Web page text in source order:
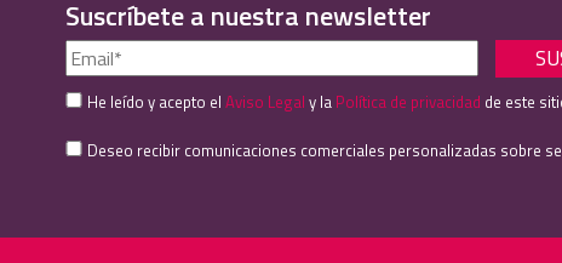
Suscríbete a nuestra newsletter
He leído y acepto el Aviso Legal y la Política de privacidad de este
Deseo recibir comunicaciones comerciales personalizadas sobre